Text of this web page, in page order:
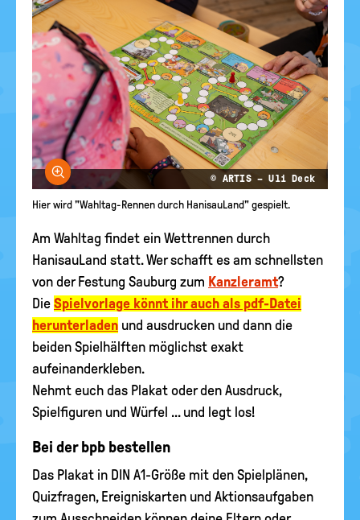
Bild vergrößern
© ARTIS – Uli Deck
Hier wird "Wahltag-Rennen durch HanisauLand" gespielt.
Am Wahltag findet ein Wettrennen durch
HanisauLand statt. Wer schafft es am schnellsten
von der Festung Sauburg zum Kanzleramt?
Die Spielvorlage könnt ihr auch als pdf-Datei
herunterladen und ausdrucken und dann die
beiden Spielhälften möglichst exakt
aufeinanderkleben.
Nehmt euch das Plakat oder den Ausdruck,
Spielfiguren und Würfel ... und legt los!
Bei der bpb bestellen
Das Plakat in DIN A1-Größe mit den Spielplänen,
Quizfragen, Ereigniskarten und Aktionsaufgaben